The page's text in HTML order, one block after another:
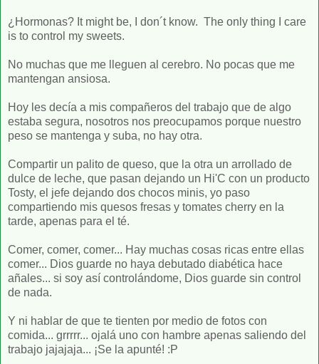
¿Hormonas? It might be, I don´t know. The only thing I care
is to control my sweets.
No muchas que me lleguen al cerebro. No pocas que me
mantengan ansiosa.
Hoy les decía a mis compañeros del trabajo que de algo
estaba segura, nosotros nos preocupamos porque nuestro
peso se mantenga y suba, no hay otra.
Compartir un palito de queso, que la otra un arrollado de
dulce de leche, que pasan dejando un Hi'C con un producto
Tosty, el jefe dejando dos chocos minis, yo paso
compartiendo mis quesos fresas y tomates cherry en la
tarde, apenas para el té.
Comer, comer, comer... Hay muchas cosas ricas entre ellas
comer... Dios guarde no haya debutado diabética hace
añales... si soy así controlándome, Dios guarde sin control
de nada.
Y ni hablar de que te tienten por medio de fotos con
comida... grrrrr... ojalá uno con hambre apenas saliendo del
trabajo jajajaja... ¡Se la apunté! :P